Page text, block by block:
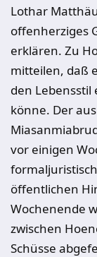
Lothar
offenherziges
erklären. Zu
mitteilen, daß
den
könne. Der
vor einigen
öffentlichen
Wochenende
zwischen
Schüsse